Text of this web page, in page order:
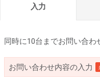
入力
同時に10台までお問い合わ
お問い合わせ内容の入力